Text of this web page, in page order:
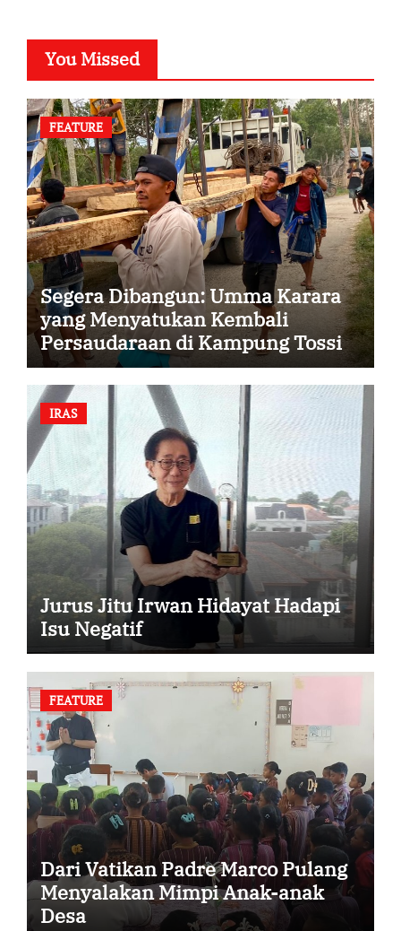
You Missed
FEATURE
Segera Dibangun: Umma Karara
yang Menyatukan Kembali
Persaudaraan di Kampung Tossi
IRAS
Jurus Jitu Irwan Hidayat Hadapi
Isu Negatif
FEATURE
Dari Vatikan Padre Marco Pulang
Menyalakan Mimpi Anak-anak
Desa